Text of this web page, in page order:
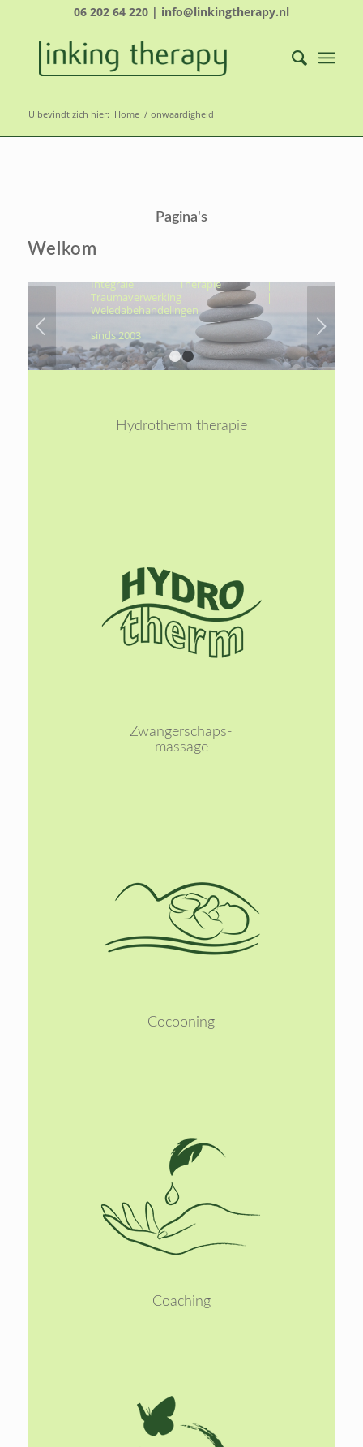
06 202 64 220 | info@linkingtherapy.nl
U bevindt zich hier: Home / onwaardigheid
Pagina's
Welkom
ÉCHT NAAR JOUW
KERN, OM VOLUIT TE
LEVEN
Integrale Therapie |
Traumaverwerking |
Weledabehandelingen
sinds 2003
Volgende
1 2
Hydrotherm therapie
Lees
meer
Zwangerschaps-
massage
Lees
meer
Cocooning
Lees
meer
Coaching